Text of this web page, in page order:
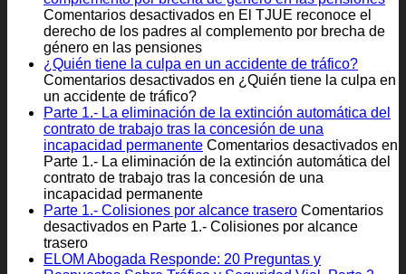
Comentarios desactivados en El TJUE reconoce el
derecho de los padres al complemento por brecha de
género en las pensiones
¿Quién tiene la culpa en un accidente de tráfico?
Comentarios desactivados en ¿Quién tiene la culpa en
un accidente de tráfico?
Parte 1.- La eliminación de la extinción automática del
contrato de trabajo tras la concesión de una
incapacidad permanente Comentarios desactivados en
Parte 1.- La eliminación de la extinción automática del
contrato de trabajo tras la concesión de una
incapacidad permanente
Parte 1.- Colisiones por alcance trasero Comentarios
desactivados en Parte 1.- Colisiones por alcance
trasero
ELOM Abogada Responde: 20 Preguntas y